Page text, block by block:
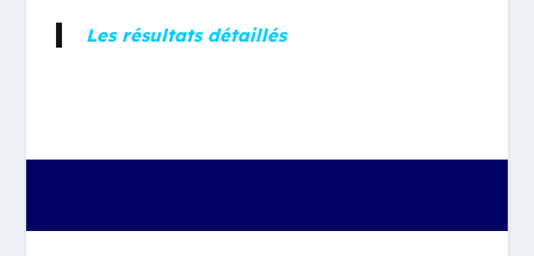
Les résultats détaillés